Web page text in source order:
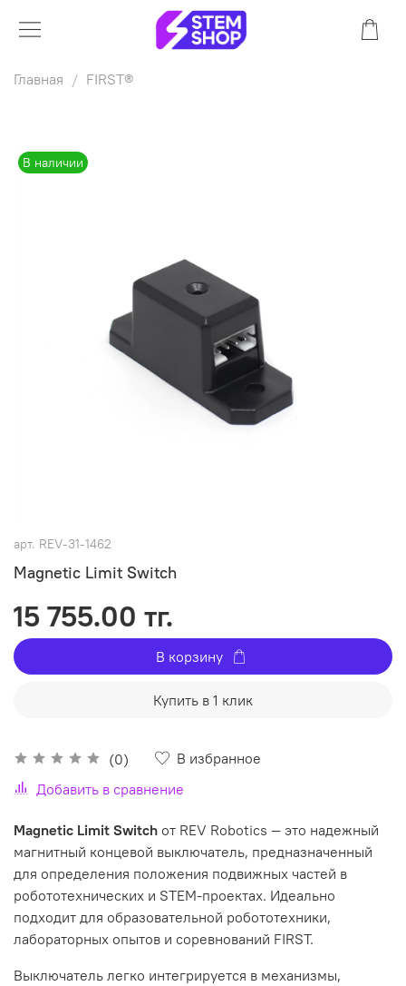
Главная FIRST®
В наличии
арт. REV-31-1462
Magnetic Limit Switch
(0)
В избранное
Добавить в сравнение
15 755.00 тг.
В корзину
Купить в 1 клик
Magnetic Limit Switch от REV Robotics — это надежный
магнитный концевой выключатель, предназначенный
для определения положения подвижных частей в
робототехнических и STEM-проектах. Идеально
подходит для образовательной робототехники,
лабораторных опытов и соревнований FIRST.
Выключатель легко интегрируется в механизмы,